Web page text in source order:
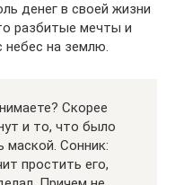
денег в своей жизни
разбитые мечты и
на землю.
Скорее
и то, что было
маской. Сонник:
простить его,